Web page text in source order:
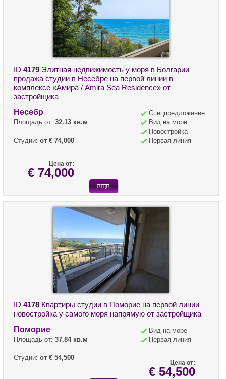
ID 4179 Элитная недвижимость у моря в Болгарии –
продажа студии в Несебре на первой линии в
комплексе «Амира / Amira Sea Residence» от
застройщика
Несебр
Площадь от: 32.13 кв.м
Студии: от € 74,000
Спецпредложение
Вид на море
Новостройка
Первая линия
Цена от:
€ 74,000
ID 4178 Квартиры студии в Поморие на первой линии –
новостройка у самого моря напрямую от застройщика
Поморие
Площадь от: 37.84 кв.м
Студии: от € 54,500
Вид на море
Первая линия
Цена от:
€ 54,500